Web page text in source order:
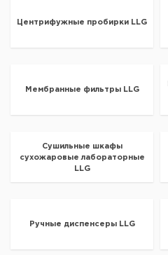
Центрифужные пробирки LLG
Мембранные фильтры LLG
Сушильные шкафы
сухожаровые лабораторные
LLG
Ручные диспенсеры LLG